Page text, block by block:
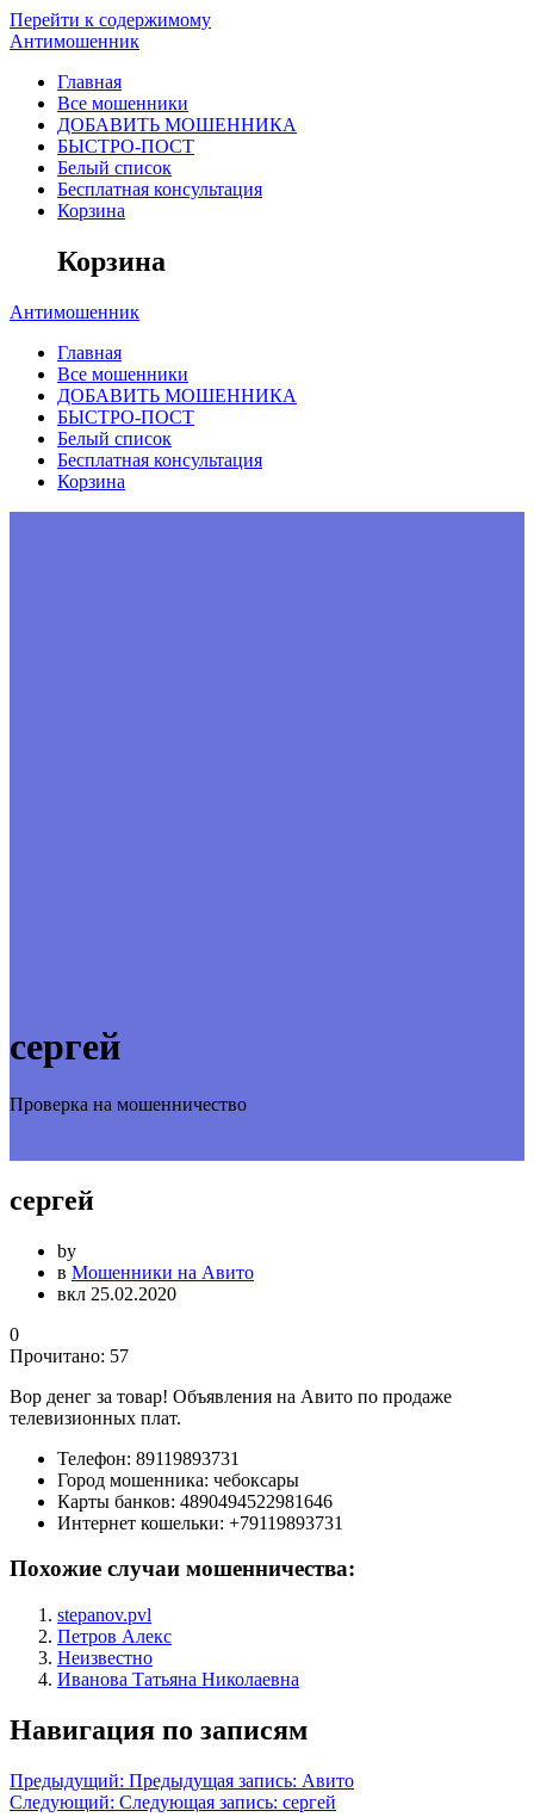
Перейти к содержимому
Антимошенник
Главная
Все мошенники
ДОБАВИТЬ МОШЕННИКА
БЫСТРО-ПОСТ
Белый список
Бесплатная консультация
Корзина
Корзина
Антимошенник
Главная
Все мошенники
ДОБАВИТЬ МОШЕННИКА
БЫСТРО-ПОСТ
Белый список
Бесплатная консультация
Корзина
сергей
Проверка на мошенничество
сергей
by
в Мошенники на Авито
вкл 25.02.2020
0
Прочитано: 57
Вор денег за товар! Объявления на Авито по продаже
телевизионных плат.
Телефон: 89119893731
Город мошенника: чебоксары
Карты банков: 4890494522981646
Интернет кошельки: +79119893731
Похожие случаи мошенничества:
stepanov.pvl
Петров Алекс
Неизвестно
Иванова Татьяна Николаевна
Навигация по записям
Предыдущий: Предыдущая запись: Авито
Следующий: Следующая запись: сергей